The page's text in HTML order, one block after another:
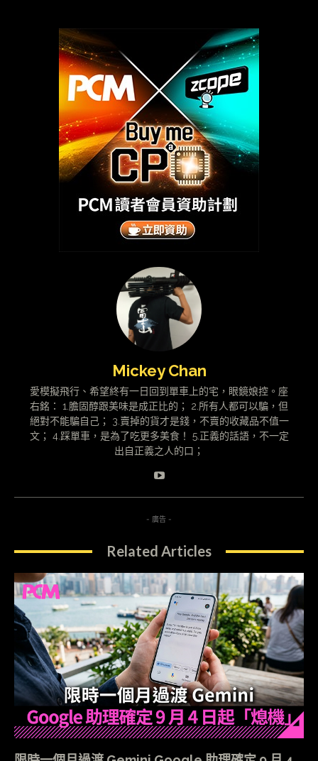
Mickey Chan
愛模擬飛行、希望終有一日回到單車上的宅，眼鏡娘控。座
右銘： 1.膽固醇跟美味是成正比的； 2.所有人都可以騙，但
絕對不能騙自己； 3.賣掉的貨才是錢，不賣的收藏品不值一
文； 4.踩單車，是為了吃更多美食！ 5.正義的話語，不一定
出自正義之人的口；
- 廣告 -
Related Articles